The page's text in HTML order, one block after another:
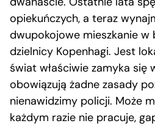
opiekuńczych, a teraz
dwupokojowe mieszkanie w
dzielnicy Kopenhagi. Jest
świat właściwie zamyka się
obowiązują żadne zasady
nienawidzimy policji. Może
każdym razie nie pracuje,